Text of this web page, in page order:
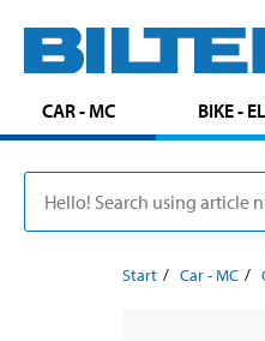
CAR - MC BIKE -
Start Car - MC